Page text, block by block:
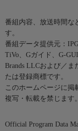
番組内容、放送時間な
す。
番組データ提供元：
TiVo、Gガイド、G-
Brands LLCおよび／
たは登録商標です。
このホームページに掲
複写・転載を禁じます。
Official Program Data